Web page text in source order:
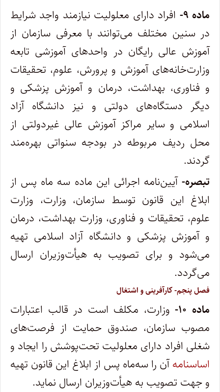
ماده ۹-
افراد دارای معلولیت نیازمند واجد شرایط
در سنین مختلف می‏‌توانند با معرفی سازمان از
آموزش عالی رایگان در واحدهای آموزشی تابعه
وزارت‌خانه‌‏های آموزش و پرورش، علوم، تحقیقات
و فناوری، بهداشت، در‌مان و آموزش پزشکی و
دیگر دستگاه‌های دولتی و نیز دانشگاه آزاد
اسلامی و سایر مراکز آموزش عالی غیردولتی از
محل ردیف مربوطه در بودجه سنواتی بهره‌مند
گردند.
تبصره- آیین‌‏نامه اجرائی این ماده سه ماه پس از
ابلاغ این قانون توسط سازمان، وزارت، وزارت
علوم، تحقیقات و فناوری، وزارت بهداشت، درمان
و آموزش پزشکی و دانشگاه آزاد اسلامی تهیه
می‌شود و برای تصویب به هیأت‌وزیران ارسال
می‏‌گردد.
فصل پنجم- کارآفرینی و اشتغال
ماده ۱۰-
وزارت، مکلف است در قالب اعتبارات
مصوب سازمان، صندوق حمایت از فرصت‌های
شغلی افراد دارای معلولیت تحت‌پوشش را ایجاد و
اساسنامهآن را سه‌ماه پس از ابلاغ این قانون تهیه
و جهت تصویب به هیأت‌وزیران ارسال نماید.